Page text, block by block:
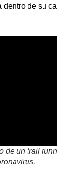
dentro de su
de un trail